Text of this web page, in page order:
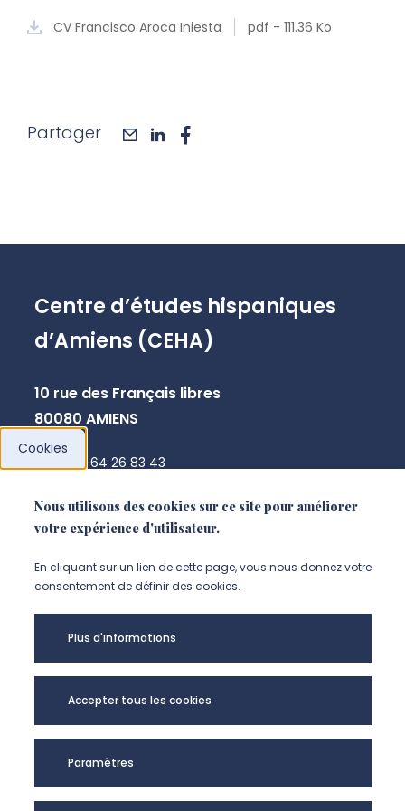
CV Francisco Aroca Iniesta pdf - 111.36 Ko
Partager maillinkedin
Centre d’études hispaniques
d’Amiens (CEHA)
10 rue des Français libres
80080 AMIENS
+33 3 64 26 83 43
NOUS CONTACTER
CEHA - UR UPJV
Cookies
Nous utilisons des cookies sur ce site pour améliorer
votre expérience d'utilisateur.
En cliquant sur un lien de cette page, vous nous donnez votre
consentement de définir des cookies.
Plus d'informations
Accepter tous les cookies
Paramètres